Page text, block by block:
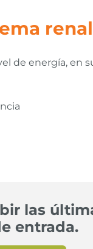
renal
de energía, en
las
entrada.